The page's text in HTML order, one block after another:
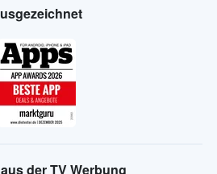
der TV Werbung